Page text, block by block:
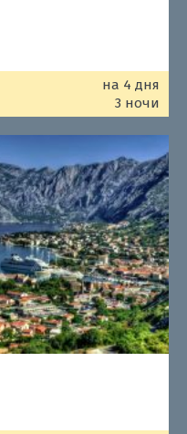
на 4 дня
3 ночи